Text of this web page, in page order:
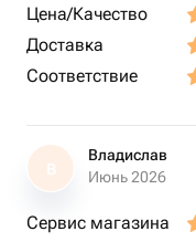
Цена/Качество
Доставка
Соответствие
В
Владислав
Июнь 2026
Сервис магазина